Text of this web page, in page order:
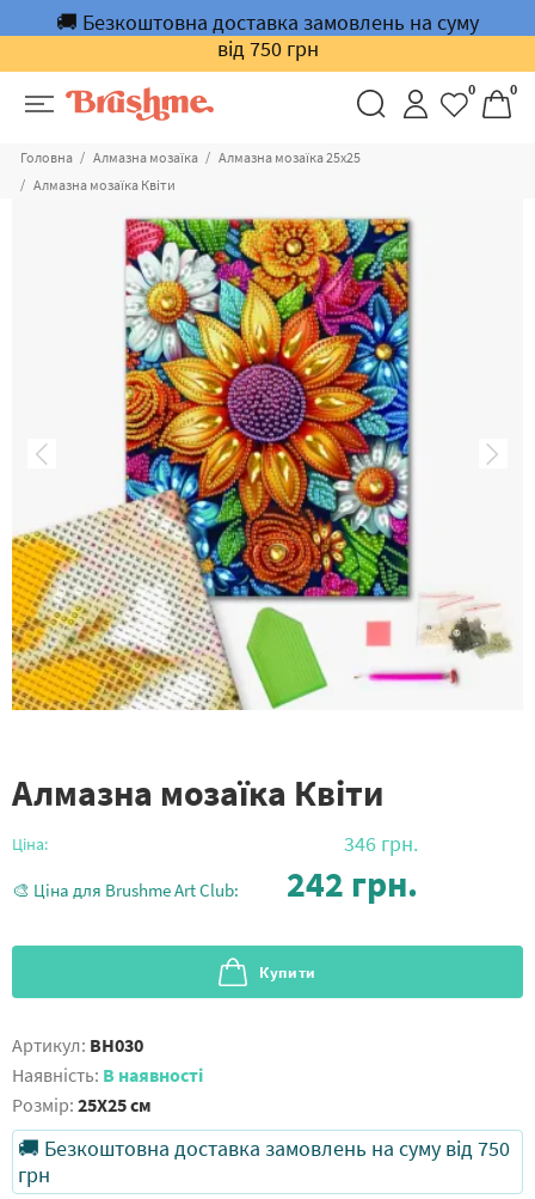
🚚 Безкоштовна доставка замовлень на суму
від 750 грн
0 0
Головна Алмазна мозаїка
Алмазна мозаїка 25х25
Алмазна мозаїка Квіти
Алмазна мозаїка Квіти
Ціна: 346 грн.
🎨 Ціна для Brushme Art Club: 242 грн.
Купити
Артикул: BH030
Наявність: В наявності
Розмір: 25X25 см
🚚 Безкоштовна доставка замовлень на суму від 750
грн